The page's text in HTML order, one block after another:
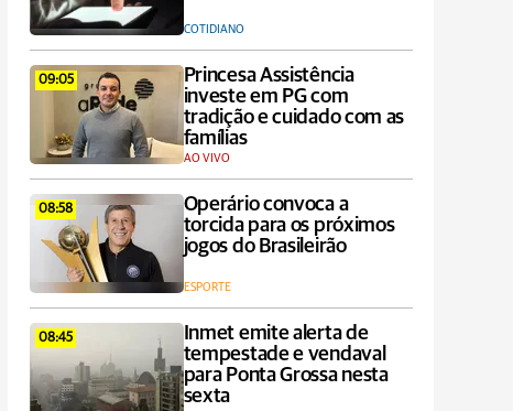
COTIDIANO
09:05
Princesa Assistência
investe em PG com
tradição e cuidado com as
famílias
AO VIVO
08:58
Operário convoca a
torcida para os próximos
jogos do Brasileirão
ESPORTE
08:45
Inmet emite alerta de
tempestade e vendaval
para Ponta Grossa nesta
sexta